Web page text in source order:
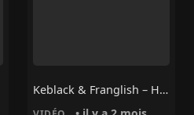
Keblack & Franglish – Haut Les Mains Ft. IDS